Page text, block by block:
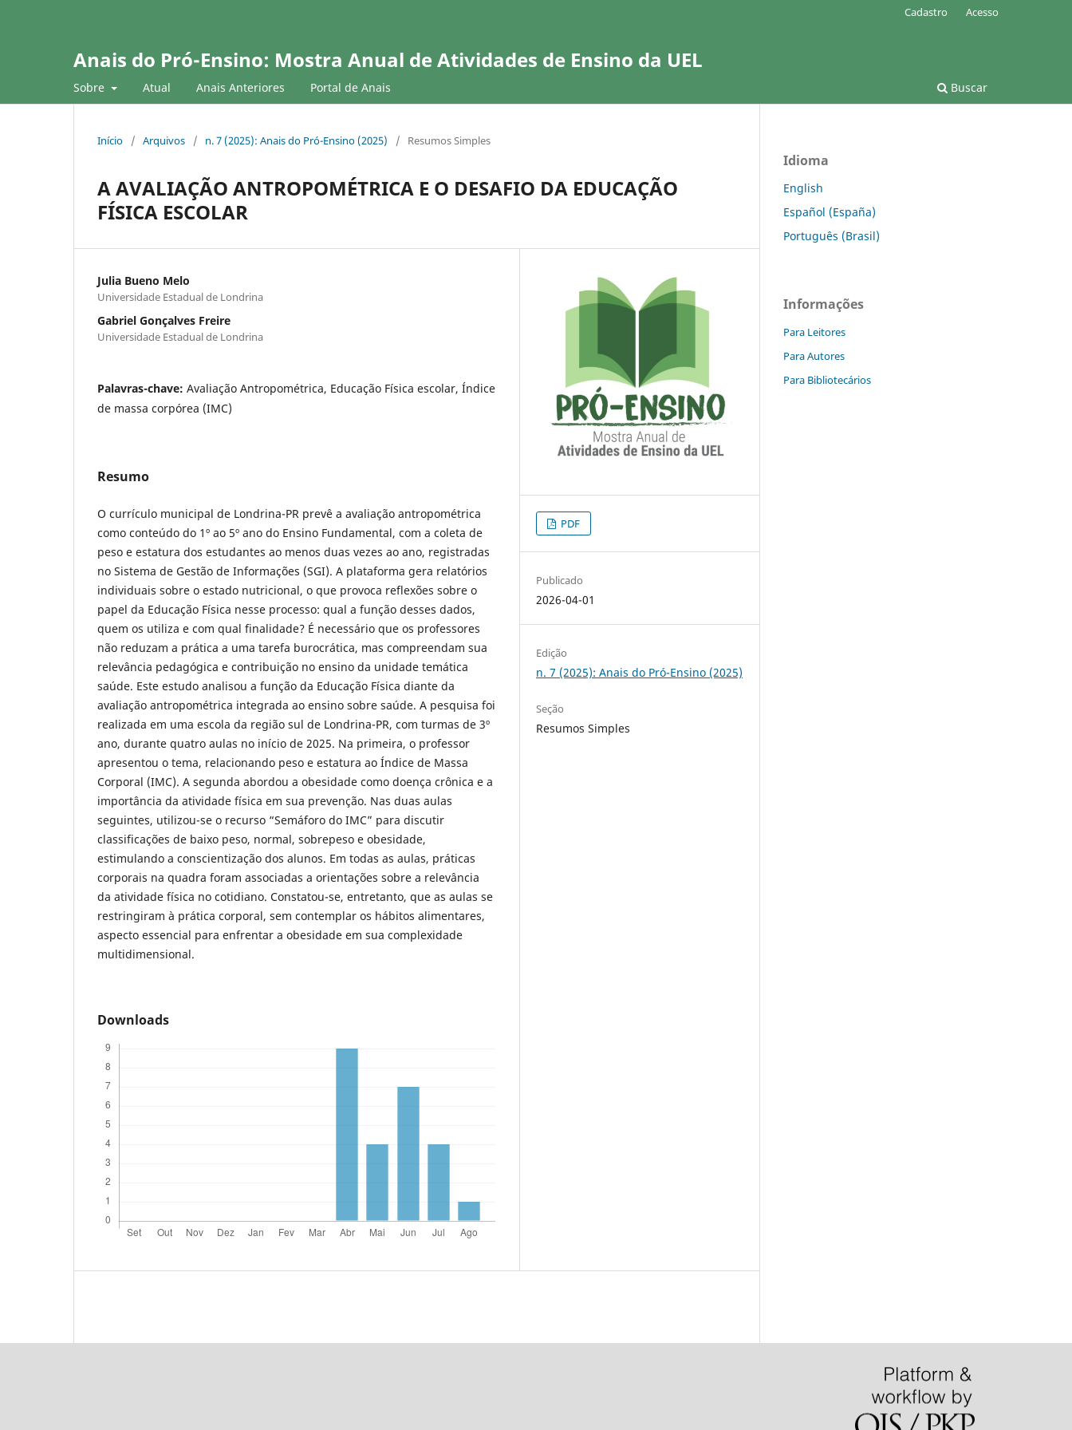
Anais do Pró-Ensino: Mostra Anual de Atividades de Ensino da UEL
Sobre Atual Anais Anteriores Portal de Anais Buscar
Cadastro Acesso
Início / Arquivos / n. 7 (2025): Anais do Pró-Ensino (2025) / Resumos Simples
A AVALIAÇÃO ANTROPOMÉTRICA E O DESAFIO DA EDUCAÇÃO
FÍSICA ESCOLAR
Julia Bueno Melo
Universidade Estadual de Londrina
Gabriel Gonçalves Freire
Universidade Estadual de Londrina
Palavras-chave: Avaliação Antropométrica, Educação Física escolar, Índice
de massa corpórea (IMC)
Resumo
O currículo municipal de Londrina-PR prevê a avaliação antropométrica
como conteúdo do 1º ao 5º ano do Ensino Fundamental, com a coleta de
peso e estatura dos estudantes ao menos duas vezes ao ano, registradas
no Sistema de Gestão de Informações (SGI). A plataforma gera relatórios
individuais sobre o estado nutricional, o que provoca reflexões sobre o
papel da Educação Física nesse processo: qual a função desses dados,
quem os utiliza e com qual finalidade? É necessário que os professores
não reduzam a prática a uma tarefa burocrática, mas compreendam sua
relevância pedagógica e contribuição no ensino da unidade temática
saúde. Este estudo analisou a função da Educação Física diante da
avaliação antropométrica integrada ao ensino sobre saúde. A pesquisa foi
realizada em uma escola da região sul de Londrina-PR, com turmas de 3º
ano, durante quatro aulas no início de 2025. Na primeira, o professor
apresentou o tema, relacionando peso e estatura ao Índice de Massa
Corporal (IMC). A segunda abordou a obesidade como doença crônica e a
importância da atividade física em sua prevenção. Nas duas aulas
seguintes, utilizou-se o recurso “Semáforo do IMC” para discutir
classificações de baixo peso, normal, sobrepeso e obesidade,
estimulando a conscientização dos alunos. Em todas as aulas, práticas
corporais na quadra foram associadas a orientações sobre a relevância
da atividade física no cotidiano. Constatou-se, entretanto, que as aulas se
restringiram à prática corporal, sem contemplar os hábitos alimentares,
aspecto essencial para enfrentar a obesidade em sua complexidade
multidimensional.
Downloads
PDF
Publicado
2026-04-01
Edição
n. 7 (2025): Anais do Pró-Ensino (2025)
Seção
Resumos Simples
Idioma
English
Español (España)
Português (Brasil)
Informações
Para Leitores
Para Autores
Para Bibliotecários